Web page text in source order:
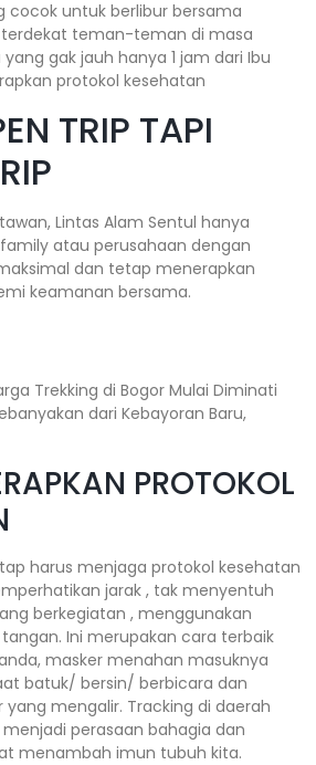
untuk berlibur bersama
teman-teman di masa
gak jauh hanya 1 jam dari Ibu
protokol kesehatan
TRIP TAPI
Lintas Alam Sentul hanya
atau perusahaan dengan
dan tetap menerapkan
keamanan bersama.
PROTOKOL
harus menjaga protokol kesehatan
jarak , tak menyentuh
berkegiatan , menggunakan
Ini merupakan cara terbaik
masker menahan masuknya
batuk/ bersin/ berbicara dan
mengalir. Tracking di daerah
perasaan bahagia dan
menambah imun tubuh kita.